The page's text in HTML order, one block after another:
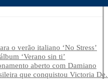
o verão italiano ‘No Stress’
‘Verano sin ti’
aberto com Damiano
que conquistou Victoria